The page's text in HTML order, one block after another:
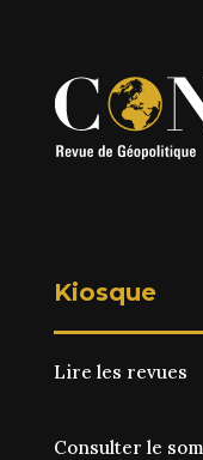
Kiosque
Lire les revues
Consulter le